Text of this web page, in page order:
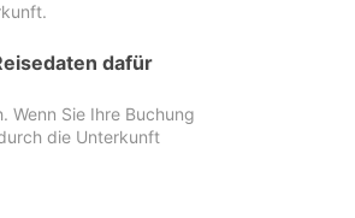
dafür
Wenn Sie Ihre Buchung
die Unterkunft